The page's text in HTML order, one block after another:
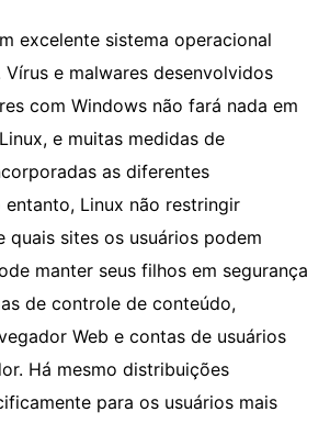
excelente sistema operacional
Vírus e malwares desenvolvidos
com Windows não fará nada em
e muitas medidas de
as diferentes
Linux não restringir
quais sites os usuários podem
manter seus filhos em segurança
de controle de conteúdo,
Web e contas de usuários
Há mesmo distribuições
para os usuários mais